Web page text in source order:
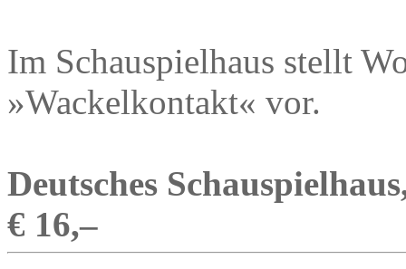
Im Schauspielhaus stellt
»Wackelkontakt« vor.
Deutsches
€ 16,–